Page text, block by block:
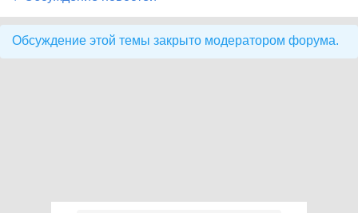
Обсуждение этой темы закрыто модератором форума.